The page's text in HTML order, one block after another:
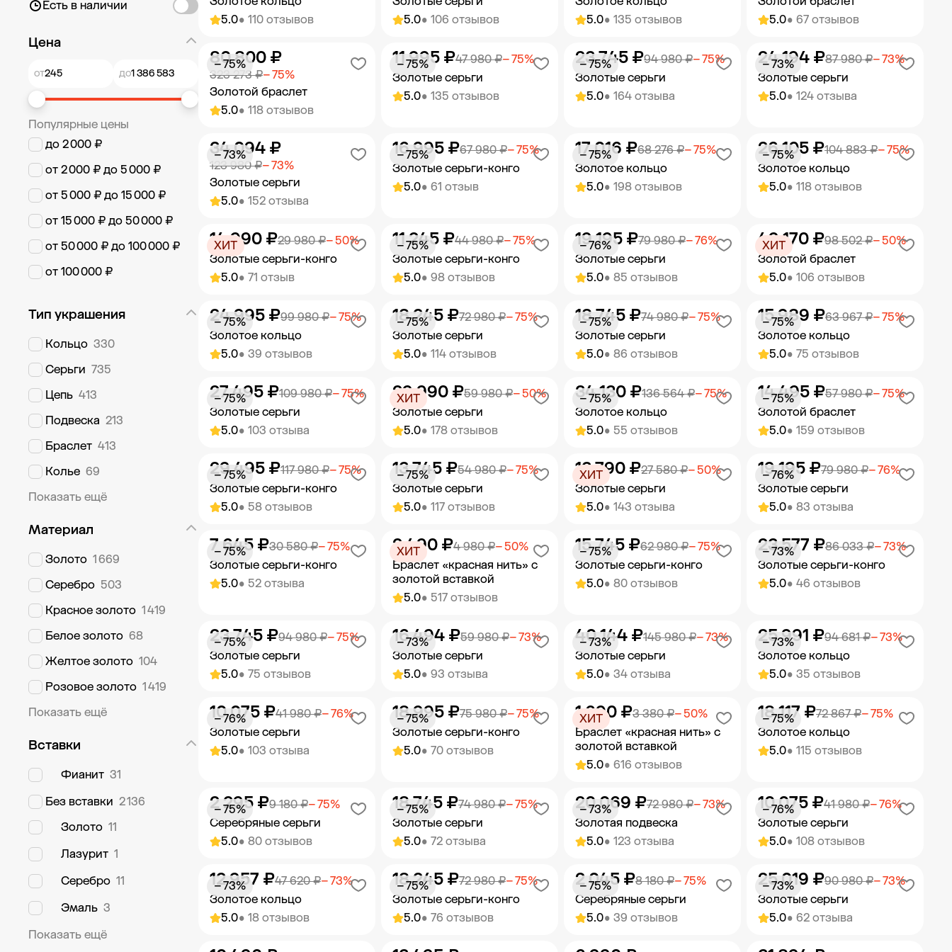
Есть в наличии
Цена
от до
Популярные цены
до 2 000 ₽
от 2 000 ₽ до 5 000 ₽
от 5 000 ₽ до 15 000 ₽
от 15 000 ₽ до 50 000 ₽
от 50 000 ₽ до 100 000 ₽
от 100 000 ₽
Тип украшения
Кольцо 330
Серьги 735
Цепь 413
Подвеска 213
Браслет 413
Колье 69
Показать ещё
Материал
Золото 1 669
Серебро 503
Красное золото 1 419
Белое золото 68
Желтое золото 104
Розовое золото 1 419
Показать ещё
Вставки
Фианит 31
Без вставки 2 136
Золото 11
Лазурит 1
Серебро 11
Эмаль 3
Показать ещё
5.0• 110 отзывов
Добавить в корзину
5.0• 106 отзывов
Добавить в корзину
5.0• 135 отзывов
Добавить в корзину
5.0• 67 отзывов
Добавить в корзину
5.0• 118 отзывов
Золотой браслет
323 273 ₽− 75%
80 800 ₽
− 75%
Добавить в корзину
5.0• 135 отзывов
Золотые серьги
47 980 ₽− 75%
11 995 ₽
− 75%
Добавить в корзину
5.0• 164 отзыва
Золотые серьги
94 980 ₽− 75%
23 745 ₽
− 75%
Добавить в корзину
5.0• 124 отзыва
Золотые серьги
87 980 ₽− 73%
24 194 ₽
− 73%
Добавить в корзину
5.0• 152 отзыва
Золотые серьги
123 980 ₽− 73%
34 094 ₽
− 73%
Добавить в корзину
5.0• 61 отзыв
Золотые серьги-конго
67 980 ₽− 75%
16 995 ₽
− 75%
Добавить в корзину
5.0• 198 отзывов
Золотое кольцо
68 276 ₽− 75%
17 016 ₽
− 75%
Добавить в корзину
5.0• 118 отзывов
Золотое кольцо
104 883 ₽− 75%
26 105 ₽
− 75%
Добавить в корзину
5.0• 71 отзыв
Золотые серьги-конго
29 980 ₽− 50%
14 990 ₽
ХИТ
Добавить в корзину
5.0• 98 отзывов
Золотые серьги-конго
44 980 ₽− 75%
11 245 ₽
− 75%
Добавить в корзину
5.0• 85 отзывов
Золотые серьги
79 980 ₽− 76%
19 195 ₽
− 76%
Добавить в корзину
5.0• 106 отзывов
Золотой браслет
98 502 ₽− 50%
49 170 ₽
ХИТ
Добавить в корзину
5.0• 39 отзывов
Золотое кольцо
99 980 ₽− 75%
24 995 ₽
− 75%
Добавить в корзину
5.0• 114 отзывов
Золотые серьги
72 980 ₽− 75%
18 245 ₽
− 75%
Добавить в корзину
5.0• 86 отзывов
Золотые серьги
74 980 ₽− 75%
18 745 ₽
− 75%
Добавить в корзину
5.0• 75 отзывов
Золотое кольцо
63 967 ₽− 75%
15 989 ₽
− 75%
Добавить в корзину
5.0• 103 отзыва
Золотые серьги
109 980 ₽− 75%
27 495 ₽
− 75%
Добавить в корзину
5.0• 178 отзывов
Золотые серьги
59 980 ₽− 50%
29 990 ₽
ХИТ
Добавить в корзину
5.0• 55 отзывов
Золотое кольцо
136 564 ₽− 75%
34 130 ₽
− 75%
Добавить в корзину
5.0• 159 отзывов
Золотой браслет
57 980 ₽− 75%
14 495 ₽
− 75%
Добавить в корзину
5.0• 58 отзывов
Золотые серьги-конго
117 980 ₽− 75%
29 495 ₽
− 75%
Добавить в корзину
5.0• 117 отзывов
Золотые серьги
54 980 ₽− 75%
13 745 ₽
− 75%
Добавить в корзину
5.0• 143 отзыва
Золотые серьги
27 580 ₽− 50%
13 790 ₽
ХИТ
Добавить в корзину
5.0• 83 отзыва
Золотые серьги
79 980 ₽− 76%
19 195 ₽
− 76%
Добавить в корзину
5.0• 52 отзыва
Золотые серьги-конго
30 580 ₽− 75%
7 645 ₽
− 75%
Добавить в корзину
5.0• 517 отзывов
Браслет «красная нить» с
золотой вставкой
4 980 ₽− 50%
2 490 ₽
ХИТ
Добавить в корзину
5.0• 80 отзывов
Золотые серьги-конго
62 980 ₽− 75%
15 745 ₽
− 75%
Добавить в корзину
5.0• 46 отзывов
Золотые серьги-конго
86 033 ₽− 73%
23 577 ₽
− 73%
Добавить в корзину
5.0• 75 отзывов
Золотые серьги
94 980 ₽− 75%
23 745 ₽
− 75%
Добавить в корзину
5.0• 93 отзыва
Золотые серьги
59 980 ₽− 73%
16 494 ₽
− 73%
Добавить в корзину
5.0• 34 отзыва
Золотые серьги
145 980 ₽− 73%
40 144 ₽
− 73%
Добавить в корзину
5.0• 35 отзывов
Золотое кольцо
94 681 ₽− 73%
25 991 ₽
− 73%
Добавить в корзину
5.0• 103 отзыва
Золотые серьги
41 980 ₽− 76%
10 075 ₽
− 76%
Добавить в корзину
5.0• 70 отзывов
Золотые серьги-конго
75 980 ₽− 75%
18 995 ₽
− 75%
Добавить в корзину
5.0• 616 отзывов
Браслет «красная нить» с
золотой вставкой
3 380 ₽− 50%
1 690 ₽
ХИТ
Добавить в корзину
5.0• 115 отзывов
Золотое кольцо
72 867 ₽− 75%
18 117 ₽
− 75%
Добавить в корзину
5.0• 80 отзывов
Серебряные серьги
9 180 ₽− 75%
2 295 ₽
− 75%
Добавить в корзину
5.0• 72 отзыва
Золотые серьги
74 980 ₽− 75%
18 745 ₽
− 75%
Добавить в корзину
5.0• 123 отзыва
Золотая подвеска
72 980 ₽− 73%
20 069 ₽
− 73%
Добавить в корзину
5.0• 108 отзывов
Золотые серьги
41 980 ₽− 76%
10 075 ₽
− 76%
Добавить в корзину
5.0• 18 отзывов
Золотое кольцо
47 620 ₽− 73%
12 957 ₽
− 73%
5.0• 76 отзывов
Золотые серьги-конго
72 980 ₽− 75%
18 245 ₽
− 75%
5.0• 39 отзывов
Серебряные серьги
8 180 ₽− 75%
2 045 ₽
− 75%
5.0• 62 отзыва
Золотые серьги
90 980 ₽− 73%
25 019 ₽
− 73%